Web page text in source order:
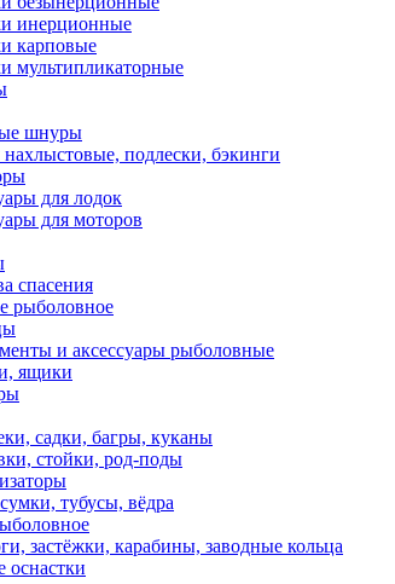
инерционные
карповые
мультипликаторные
шнуры
подлески, бэкинги
для лодок
для моторов
спасения
рыболовное
и аксессуары рыболовные
ящики
садки, багры, куканы
стойки, род-поды
тубусы, вёдра
застёжки, карабины, заводные кольца
оснастки